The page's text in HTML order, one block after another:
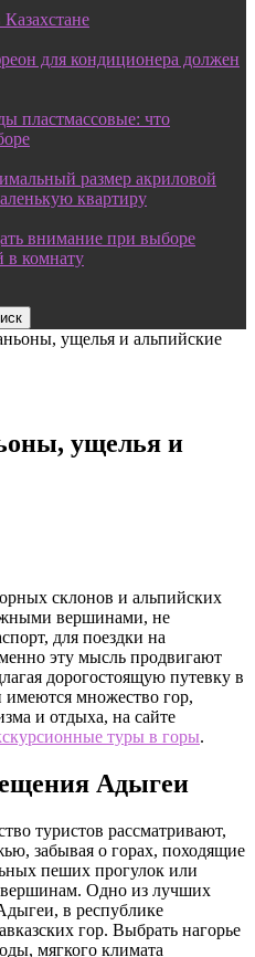
для кондиционера должен
пластмассовые: что
размер акриловой
квартиру
внимание при выборе
в комнату
ущелья и альпийские
ущелья и
склонов и альпийских
вершинами, не
для поездки на
эту мысль продвигают
дорогостоящую путевку в
множество гор,
и отдыха, на сайте
туры в горы.
Адыгеи
туристов рассматривают,
забывая о горах, походящие
пеших прогулок или
вершинам. Одно из лучших
в республике
гор. Выбрать нагорье
мягкого климата